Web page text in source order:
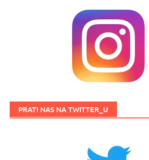
PRATI NAS NA TWITTER_U